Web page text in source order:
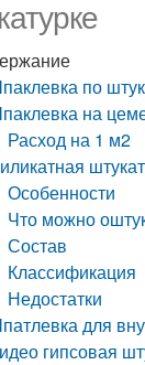
по
на
Расход на 1 м2
Особенности
Что можно
Состав
Классификация
Недостатки
для
гипсовая